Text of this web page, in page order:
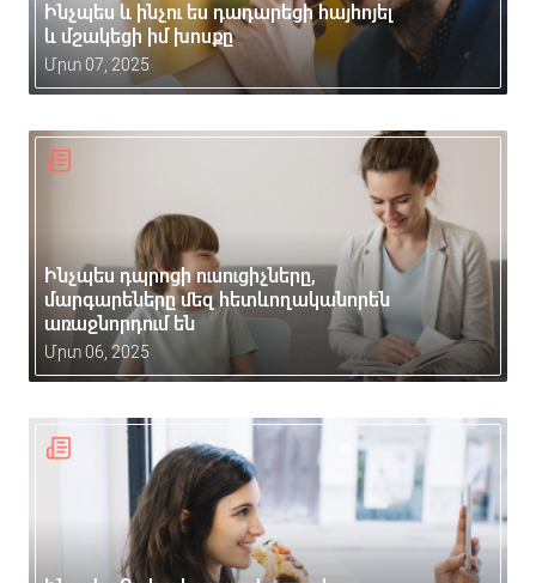
Ինչպես և ինչու ես դադարեցի հայհոյել
և մշակեցի իմ խոսքը
Մրտ 07, 2025
Ինչպես դպրոցի ուսուցիչները,
մարգարեները մեզ հետևողականորեն
առաջնորդում են
Մրտ 06, 2025